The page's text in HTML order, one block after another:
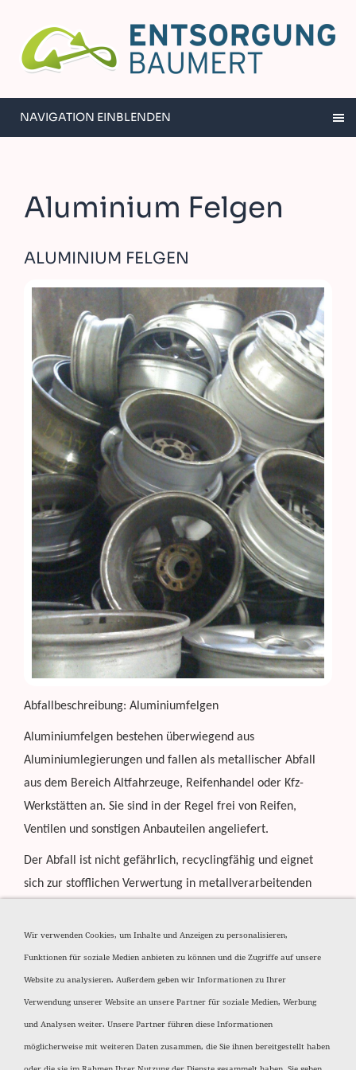
NAVIGATION EINBLENDEN
Aluminium Felgen
ALUMINIUM FELGEN
Abfallbeschreibung: Aluminiumfelgen
Aluminiumfelgen bestehen überwiegend aus
Aluminiumlegierungen und fallen als metallischer Abfall
aus dem Bereich Altfahrzeuge, Reifenhandel oder Kfz-
Werkstätten an. Sie sind in der Regel frei von Reifen,
Ventilen und sonstigen Anbauteilen angeliefert.
Der Abfall ist nicht gefährlich, recyclingfähig und eignet
sich zur stofflichen Verwertung in metallverarbeitenden
Stahlgewichte oder starke Verschmutzungen (z. B. Öl- und
Fettrückstände) sind möglichst zu entfernen bzw. separat zu
entsorgen.
AVV-Schlüssel:
Wir verwenden Cookies, um Inhalte und Anzeigen zu personalisieren,
Funktionen für soziale Medien anbieten zu können und die Zugriffe auf unsere
Website zu analysieren. Außerdem geben wir Informationen zu Ihrer
Verwendung unserer Website an unsere Partner für soziale Medien, Werbung
und Analysen weiter. Unsere Partner führen diese Informationen
möglicherweise mit weiteren Daten zusammen, die Sie ihnen bereitgestellt haben